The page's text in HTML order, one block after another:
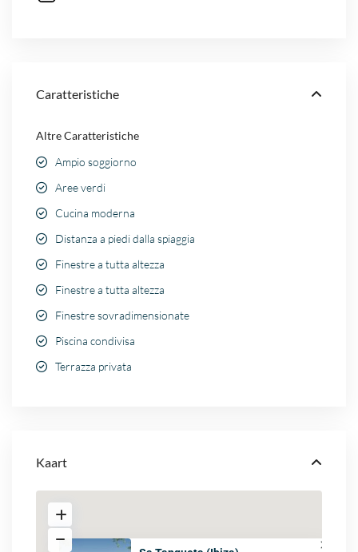
Caratteristiche
Altre Caratteristiche
Ampio soggiorno
Aree verdi
Cucina moderna
Distanza a piedi dalla spiaggia
Finestre a tutta altezza
Finestre a tutta altezza
Finestre sovradimensionate
Piscina condivisa
Terrazza privata
Kaart